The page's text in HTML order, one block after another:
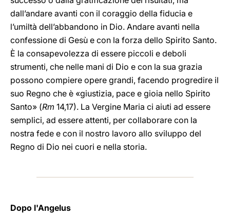
dall’andare avanti con il coraggio della fiducia e
l’umiltà dell’abbandono in Dio. Andare avanti nella
confessione di Gesù e con la forza dello Spirito Santo.
È la consapevolezza di essere piccoli e deboli
strumenti, che nelle mani di Dio e con la sua grazia
possono compiere opere grandi, facendo progredire il
suo Regno che è «giustizia, pace e gioia nello Spirito
Santo» (Rm 14,17). La Vergine Maria ci aiuti ad essere
semplici, ad essere attenti, per collaborare con la
nostra fede e con il nostro lavoro allo sviluppo del
Regno di Dio nei cuori e nella storia.
Dopo l'Angelus